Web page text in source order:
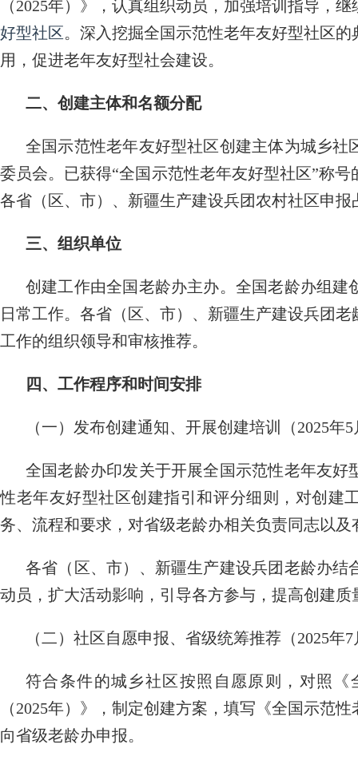
（2025年）》，认真组织动员，加强培训指导，
好型社区。深入挖掘全国示范性老年友好型社区
用，促进老年友好型社会建设。
二、创建主体和名额分配
全国示范性老年友好型社区创建主体为城乡
委员会。已获得“全国示范性老年友好型社区”称
各省（区、市）、新疆生产建设兵团农村社区申报
三、组织单位
创建工作由全国老龄办主办。全国老龄办组
日常工作。各省（区、市）、新疆生产建设兵团
工作的组织领导和审核推荐。
四、工作程序和时间安排
（一）发布创建通知、开展创建培训（2025年
全国老龄办印发关于开展全国示范性老年友
性老年友好型社区创建指引和评分细则，对创建
务、流程和要求，对省级老龄办相关负责同志以
各省（区、市）、新疆生产建设兵团老龄办
动员，扩大活动影响，引导各方参与，提高创建质
（二）社区自愿申报、省级统筹推荐（2025年7
符合条件的城乡社区按照自愿原则，对照
（2025年）》，制定创建方案，填写《全国示范
向省级老龄办申报。